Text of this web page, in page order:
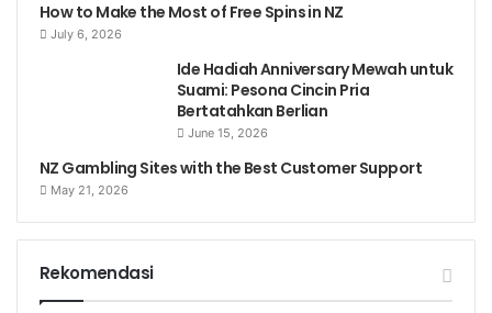
How to Make the Most of Free Spins in NZ
July 6, 2026
Ide Hadiah Anniversary Mewah untuk
Suami: Pesona Cincin Pria
Bertatahkan Berlian
June 15, 2026
NZ Gambling Sites with the Best Customer Support
May 21, 2026
Rekomendasi